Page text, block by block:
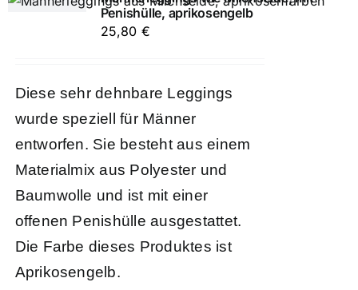
Penishülle, aprikosengelb
25,80 €
Diese sehr dehnbare Leggings
wurde speziell für Männer
entworfen. Sie besteht aus einem
Materialmix aus Polyester und
Baumwolle und ist mit einer
offenen Penishülle ausgestattet.
Die Farbe dieses Produktes ist
Aprikosengelb.